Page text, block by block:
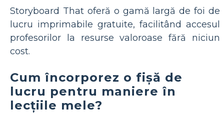
Storyboard That oferă o gamă largă de foi de
lucru imprimabile gratuite, facilitând accesul
profesorilor la resurse valoroase fără niciun
cost.
Cum încorporez o fișă de
lucru pentru maniere în
lecțiile mele?